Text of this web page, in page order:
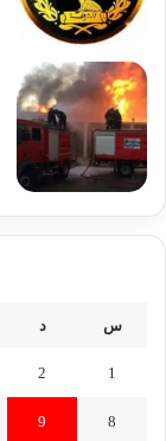
س د
1
2
8
9